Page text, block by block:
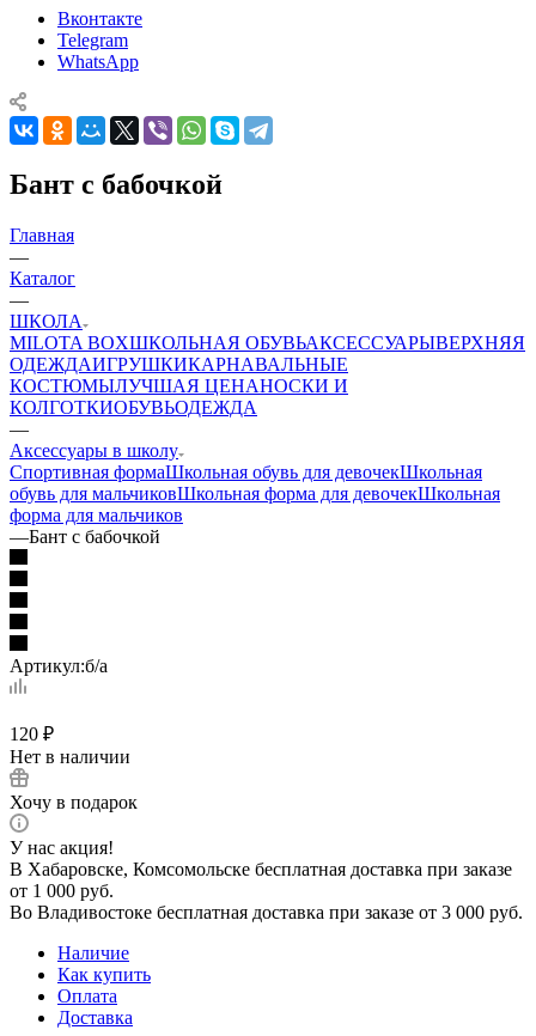
Вконтакте
Telegram
WhatsApp
Бант с бабочкой
Главная
—
Каталог
—
ШКОЛА
MILOTA BOXШКОЛЬНАЯ ОБУВЬАКСЕССУАРЫВЕРХНЯЯ
ОДЕЖДАИГРУШКИКАРНАВАЛЬНЫЕ
КОСТЮМЫЛУЧШАЯ ЦЕНАНОСКИ И
КОЛГОТКИОБУВЬОДЕЖДА
—
Аксессуары в школу
Спортивная формаШкольная обувь для девочекШкольная
обувь для мальчиковШкольная форма для девочекШкольная
форма для мальчиков
—Бант с бабочкой
Артикул:б/а
120 ₽
Нет в наличии
Хочу в подарок
У нас акция!
В Хабаровске, Комсомольске бесплатная доставка при заказе
от 1 000 руб.
Во Владивостоке бесплатная доставка при заказе от 3 000 руб.
Наличие
Как купить
Оплата
Доставка